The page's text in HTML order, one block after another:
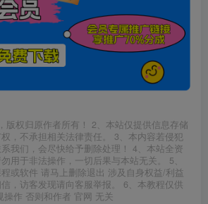
版权归原作者所有！ 2、本站仅提供信息存储
，不承担相关法律责任。 3、本内容若侵犯
我们，会尽快给予删除处理！ 4、本站全资
用于非法操作，一切后果与本站无关。 5、
或软件 请马上删除退出 涉及自身权益/利益
，访客发现请向客服举报。 6、本教程仅供
操作 否则和作者 官网 无关